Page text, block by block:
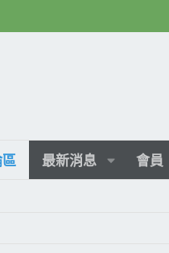
最新消息 會員